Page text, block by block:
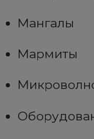
Мангалы
Мармиты